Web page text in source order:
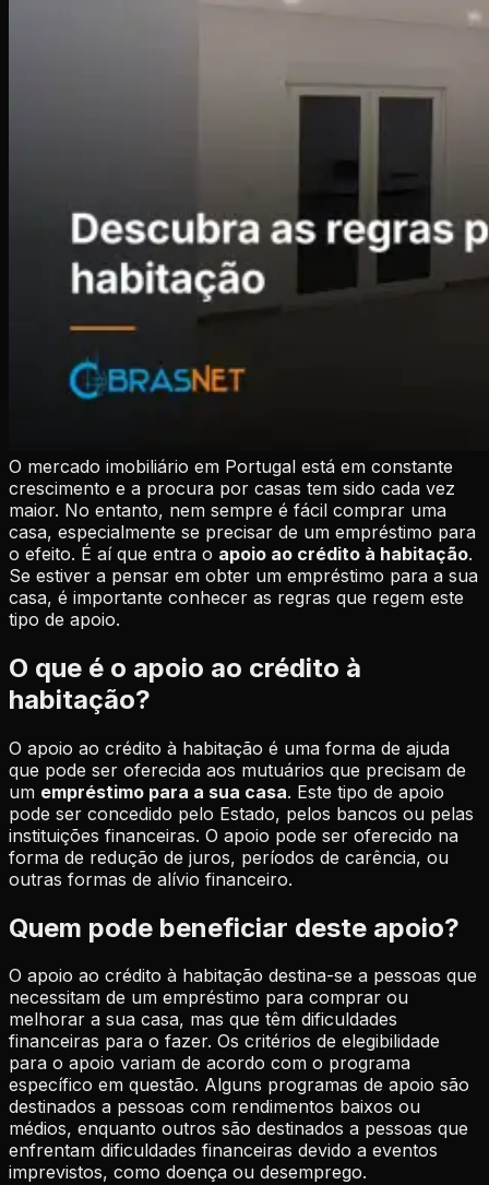
O mercado imobiliário em Portugal está em constante
crescimento e a procura por casas tem sido cada vez
maior. No entanto, nem sempre é fácil comprar uma
casa, especialmente se precisar de um empréstimo para
o efeito. É aí que entra o apoio ao crédito à habitação.
Se estiver a pensar em obter um empréstimo para a sua
casa, é importante conhecer as regras que regem este
tipo de apoio.
O que é o apoio ao crédito à
habitação?
O apoio ao crédito à habitação é uma forma de ajuda
que pode ser oferecida aos mutuários que precisam de
um empréstimo para a sua casa. Este tipo de apoio
pode ser concedido pelo Estado, pelos bancos ou pelas
instituições financeiras. O apoio pode ser oferecido na
forma de redução de juros, períodos de carência, ou
outras formas de alívio financeiro.
Quem pode beneficiar deste apoio?
O apoio ao crédito à habitação destina-se a pessoas que
necessitam de um empréstimo para comprar ou
melhorar a sua casa, mas que têm dificuldades
financeiras para o fazer. Os critérios de elegibilidade
para o apoio variam de acordo com o programa
específico em questão. Alguns programas de apoio são
destinados a pessoas com rendimentos baixos ou
médios, enquanto outros são destinados a pessoas que
enfrentam dificuldades financeiras devido a eventos
imprevistos, como doença ou desemprego.